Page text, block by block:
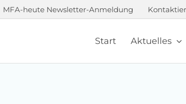
MFA-heute Newsletter-Anmeldung
Start Aktuelles